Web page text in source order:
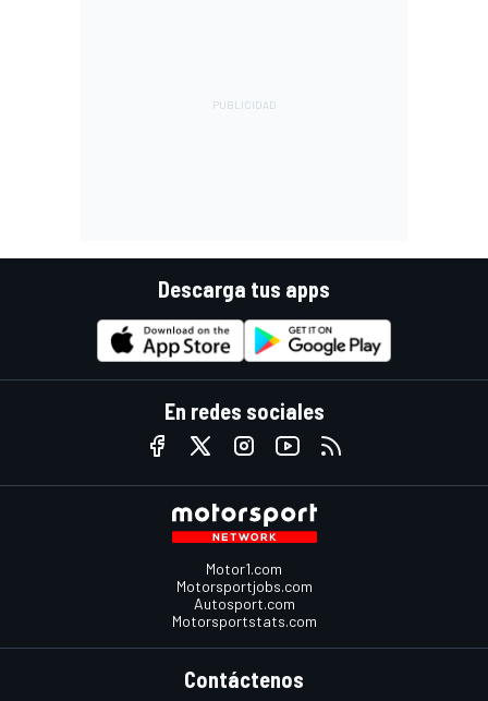
Descarga tus apps
En redes sociales
Motor1.com
Motorsportjobs.com
Autosport.com
Motorsportstats.com
Contáctenos